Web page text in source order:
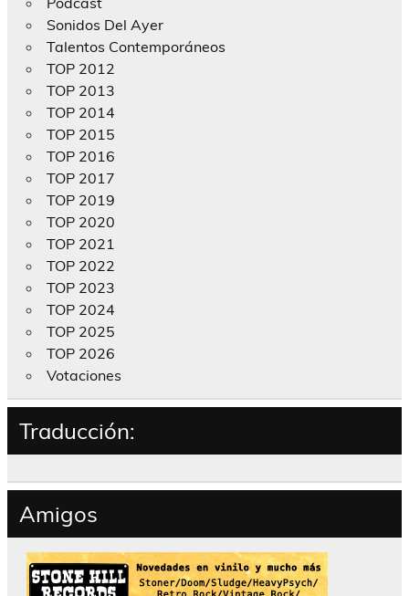
Sonidos Del Ayer
Talentos Contemporáneos
TOP 2012
TOP 2013
TOP 2014
TOP 2015
TOP 2016
TOP 2017
TOP 2019
TOP 2020
TOP 2021
TOP 2022
TOP 2023
TOP 2024
TOP 2025
TOP 2026
Votaciones
Traducción:
Amigos